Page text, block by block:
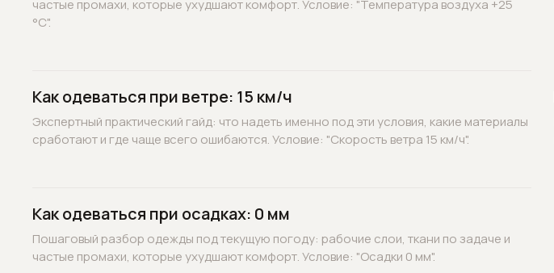
частые промахи, которые ухудшают комфорт. Условие: "Температура воздуха +25
°C".
Как одеваться при ветре: 15 км/ч
Экспертный практический гайд: что надеть именно под эти условия, какие материалы
сработают и где чаще всего ошибаются. Условие: "Скорость ветра 15 км/ч".
Как одеваться при осадках: 0 мм
Пошаговый разбор одежды под текущую погоду: рабочие слои, ткани по задаче и
частые промахи, которые ухудшают комфорт. Условие: "Осадки 0 мм".